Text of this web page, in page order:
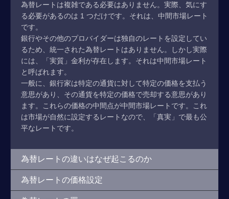
為替レートは複雑である必要はありません。実際、気にす
る必要があるのは 1 つだけです。それは、中間市場レート
です。
銀行やその他のプロバイダーは独自のレートを設定してい
るため、統一された為替レートはありません。しかし実際
には、「実質」金利が存在します。それは中間市場レート
と呼ばれます。
一般に、銀行家は特定の通貨に対して特定の価格を支払う
意思があり、その通貨を特定の価格で売却する意思があり
ます。これらの価格の中間点が中間市場レートです。これ
は市場が自然に設定するレートなので、「真実」で最も公
平なレートです。
為替レートの違いはなぜ起こるのか
為替レートの価格設定